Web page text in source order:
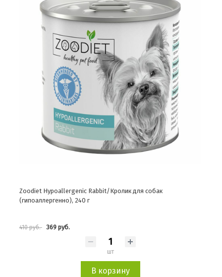
Zoodiet Hypoallergenic Rabbit/Кролик для собак
(гипоаллергенно), 240 г
410 руб. 369 руб.
шт
В корзину